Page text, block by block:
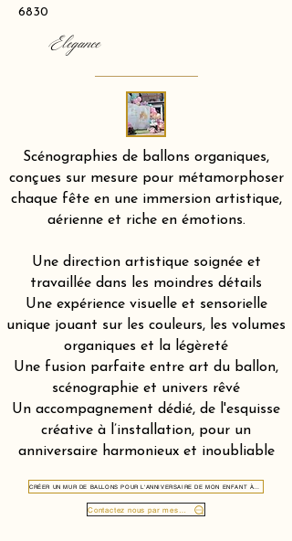
6830
Elegance
Scénographies de ballons organiques,
conçues sur mesure pour métamorphoser
chaque fête en une immersion artistique,
aérienne et riche en émotions.
Une direction artistique soignée et
travaillée dans les moindres détails
Une expérience visuelle et sensorielle
unique jouant sur les couleurs, les volumes
organiques et la légèreté
Une fusion parfaite entre art du ballon,
scénographie et univers rêvé
Un accompagnement dédié, de l'esquisse
créative à l’installation, pour un
anniversaire harmonieux et inoubliable